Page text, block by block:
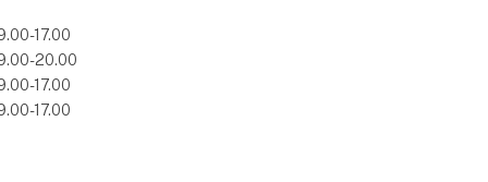
17.00
20.00
17.00
17.00